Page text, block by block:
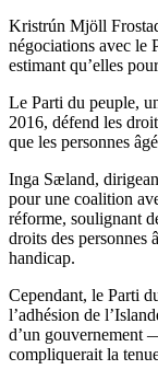
Kristrún Mjöll
négociations avec le
estimant qu’elles
Le Parti du peuple,
2016, défend les
que les personnes
Inga Sæland,
pour une coalition
réforme, soulignant
droits des personnes
handicap.
Cependant, le Parti
l’adhésion de
d’un gouvernement
compliquerait la